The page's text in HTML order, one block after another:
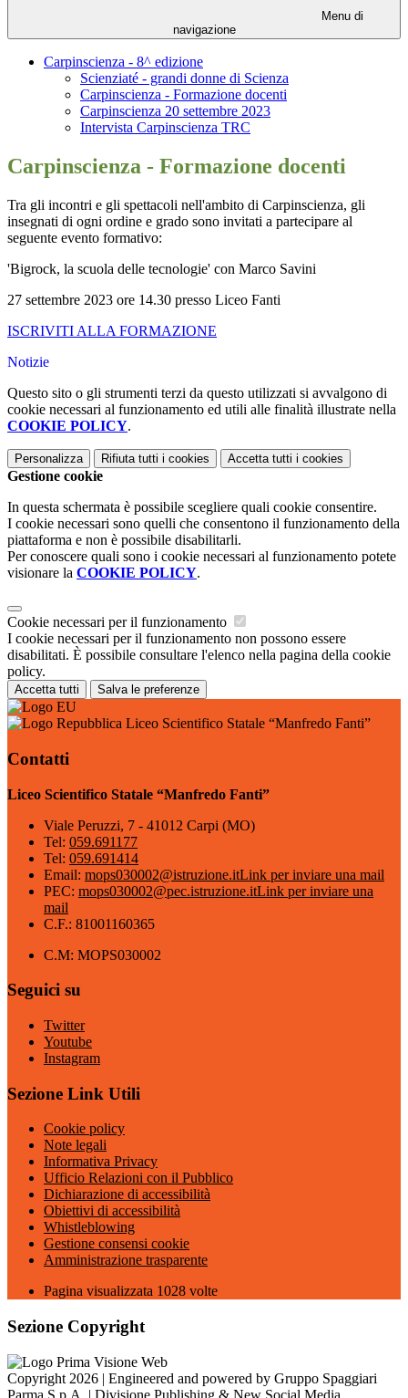
Menu di
navigazione
Carpinscienza - 8^ edizione
Scienziaté - grandi donne di Scienza
Carpinscienza - Formazione docenti
Carpinscienza 20 settembre 2023
Intervista Carpinscienza TRC
Carpinscienza - Formazione docenti
Tra gli incontri e gli spettacoli nell'ambito di Carpinscienza, gli
insegnati di ogni ordine e grado sono invitati a partecipare al
seguente evento formativo:
'Bigrock, la scuola delle tecnologie' con Marco Savini
27 settembre 2023 ore 14.30 presso Liceo Fanti
ISCRIVITI ALLA FORMAZIONE
Notizie
Questo sito o gli strumenti terzi da questo utilizzati si avvalgono di
cookie necessari al funzionamento ed utili alle finalità illustrate nella
COOKIE POLICY.
Personalizza Rifiuta tutti i cookies Accetta tutti i cookies
Gestione cookie
In questa schermata è possibile scegliere quali cookie consentire.
I cookie necessari sono quelli che consentono il funzionamento della
piattaforma e non è possibile disabilitarli.
Per conoscere quali sono i cookie necessari al funzionamento potete
visionare la COOKIE POLICY.
Cookie necessari per il funzionamento
I cookie necessari per il funzionamento non possono essere
disabilitati. È possibile consultare l'elenco nella pagina della cookie
policy.
Accetta tutti Salva le preferenze
Liceo Scientifico Statale “Manfredo Fanti”
Contatti
Liceo Scientifico Statale “Manfredo Fanti”
Viale Peruzzi, 7 - 41012 Carpi (MO)
Tel: 059.691177
Tel: 059.691414
Email: mops030002@istruzione.itLink per inviare una mail
PEC: mops030002@pec.istruzione.itLink per inviare una
mail
C.F.: 81001160365
C.M: MOPS030002
Seguici su
Twitter
Youtube
Instagram
Sezione Link Utili
Cookie policy
Note legali
Informativa Privacy
Ufficio Relazioni con il Pubblico
Dichiarazione di accessibilità
Obiettivi di accessibilità
Whistleblowing
Gestione consensi cookie
Amministrazione trasparente
Pagina visualizzata 1028 volte
Sezione Copyright
Copyright 2026 | Engineered and powered by Gruppo Spaggiari
Parma S.p.A. | Divisione Publishing & New Social Media